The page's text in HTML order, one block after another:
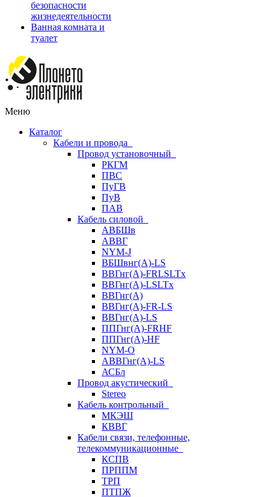
безопасности
жизнедеятельности
Ванная комната и
туалет
Меню
Каталог
Кабели и провода
Провод установочный
РКГМ
ПВС
ПуГВ
ПуВ
ПАВ
Кабель силовой
АВБШв
АВВГ
NYM-J
ВБШвнг(А)-LS
ВВГнг(A)-FRLSLTx
ВВГнг(A)-LSLTx
ВВГнг(А)
ВВГнг(А)-FR-LS
ВВГнг(А)-LS
ППГнг(А)-FRHF
ППГнг(А)-HF
NYM-O
АВВГнг(А)-LS
АСБл
Провод акустический
Stereo
Кабель контрольный
МКЭШ
КВВГ
Кабели связи, телефонные,
телекоммуникационные
КСПВ
ПРППМ
ТРП
ПТПЖ